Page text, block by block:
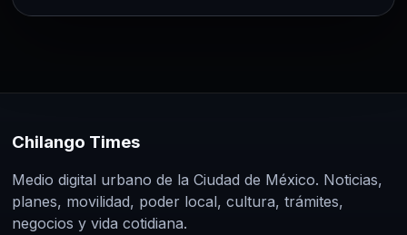
Chilango Times
Medio digital urbano de la Ciudad de México. Noticias,
planes, movilidad, poder local, cultura, trámites,
negocios y vida cotidiana.